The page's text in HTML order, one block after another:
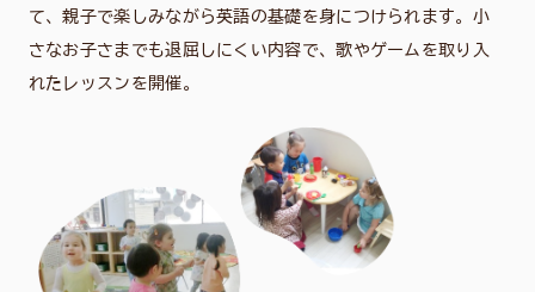
て、親子で楽しみながら英語の基礎を身につけられます。小
さなお子さまでも退屈しにくい内容で、歌やゲームを取り入
れたレッスンを開催。